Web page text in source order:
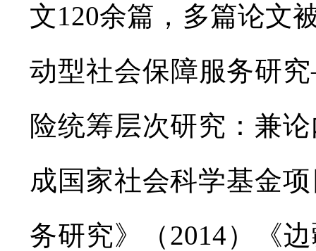
文120余篇，多篇论文
动型社会保障服务研
险统筹层次研究：兼
成国家社会科学基金
务研究》（2014）《